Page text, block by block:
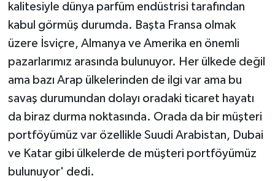
kalitesiyle dünya parfüm endüstrisi tarafından
kabul görmüş durumda. Başta Fransa olmak
üzere İsviçre, Almanya ve Amerika en önemli
pazarlarımız arasında bulunuyor. Her ülkede değil
ama bazı Arap ülkelerinden de ilgi var ama bu
savaş durumundan dolayı oradaki ticaret hayatı
da biraz durma noktasında. Orada da bir müşteri
portföyümüz var özellikle Suudi Arabistan, Dubai
ve Katar gibi ülkelerde de müşteri portföyümüz
bulunuyor' dedi.